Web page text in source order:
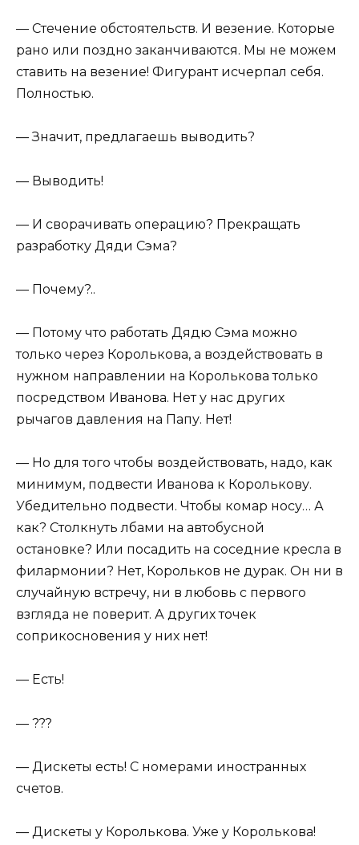
— Стечение обстоятельств. И везение. Которые
рано или поздно заканчиваются. Мы не можем
ставить на везение! Фигурант исчерпал себя.
Полностью.
— Значит, предлагаешь выводить?
— Выводить!
— И сворачивать операцию? Прекращать
разработку Дяди Сэма?
— Почему?..
— Потому что работать Дядю Сэма можно
только через Королькова, а воздействовать в
нужном направлении на Королькова только
посредством Иванова. Нет у нас других
рычагов давления на Папу. Нет!
— Но для того чтобы воздействовать, надо, как
минимум, подвести Иванова к Королькову.
Убедительно подвести. Чтобы комар носу… А
как? Столкнуть лбами на автобусной
остановке? Или посадить на соседние кресла в
филармонии? Нет, Корольков не дурак. Он ни в
случайную встречу, ни в любовь с первого
взгляда не поверит. А других точек
соприкосновения у них нет!
— Есть!
— ???
— Дискеты есть! С номерами иностранных
счетов.
— Дискеты у Королькова. Уже у Королькова!